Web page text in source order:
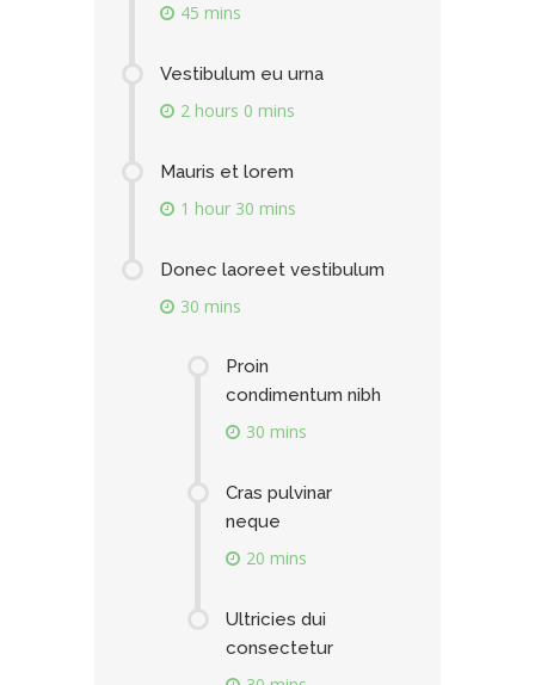
45 mins
Vestibulum eu urna
2 hours 0 mins
Mauris et lorem
1 hour 30 mins
Donec laoreet vestibulum
30 mins
Proin
condimentum nibh
30 mins
Cras pulvinar
neque
20 mins
Ultricies dui
consectetur